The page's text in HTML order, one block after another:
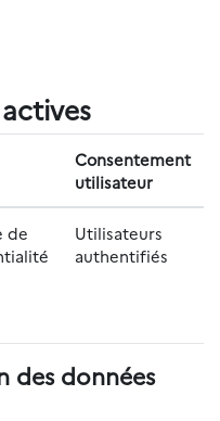
Consentement
utilisateur
de
Utilisateurs
authentifiés
des données